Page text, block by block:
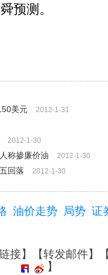
预测。
美元
2012-1-31
2012-1-30
称掺廉价油 2012-1-30
回落 2012-1-30
油价走势 局势 证
接】【转发邮件】
】